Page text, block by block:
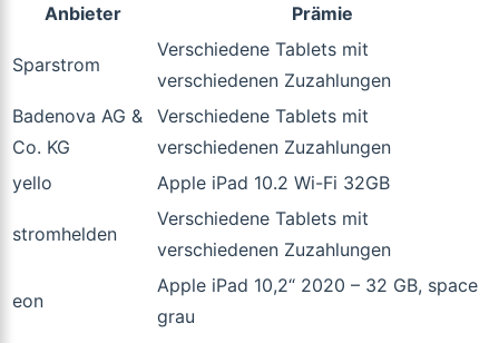
Anbieter Prämie
Sparstrom
Verschiedene Tablets mit
verschiedenen Zuzahlungen
Badenova AG &
Co. KG
Verschiedene Tablets mit
verschiedenen Zuzahlungen
yello
Apple iPad 10.2 Wi-Fi 32GB
stromhelden
Verschiedene Tablets mit
verschiedenen Zuzahlungen
eon
Apple iPad 10,2“ 2020 – 32 GB, space
grau